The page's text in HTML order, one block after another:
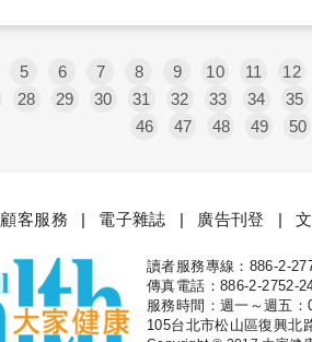
5 6 7 8 9 10 11 12
28 29 30 31 32 33 34 35
46
47 48 49 50
顧客服務 電子雜誌 廣告刊登
大家健康
讀者服務專線：886-2-
傳真電話：886-2-2752-
服務時間：週一～週五
105台北市松山區復興北